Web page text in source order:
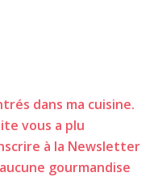
dans ma cuisine.
vous a plu
à la Newsletter
gourmandise